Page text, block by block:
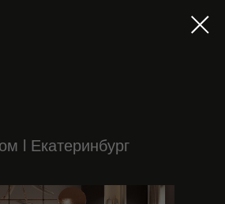
l Екатеринбург